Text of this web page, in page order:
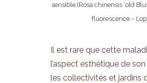
sensible (Rosa chinensis ‘old
fluorescence –
Il est rare que cette
l’aspect esthétique de
les collectivités et jardins